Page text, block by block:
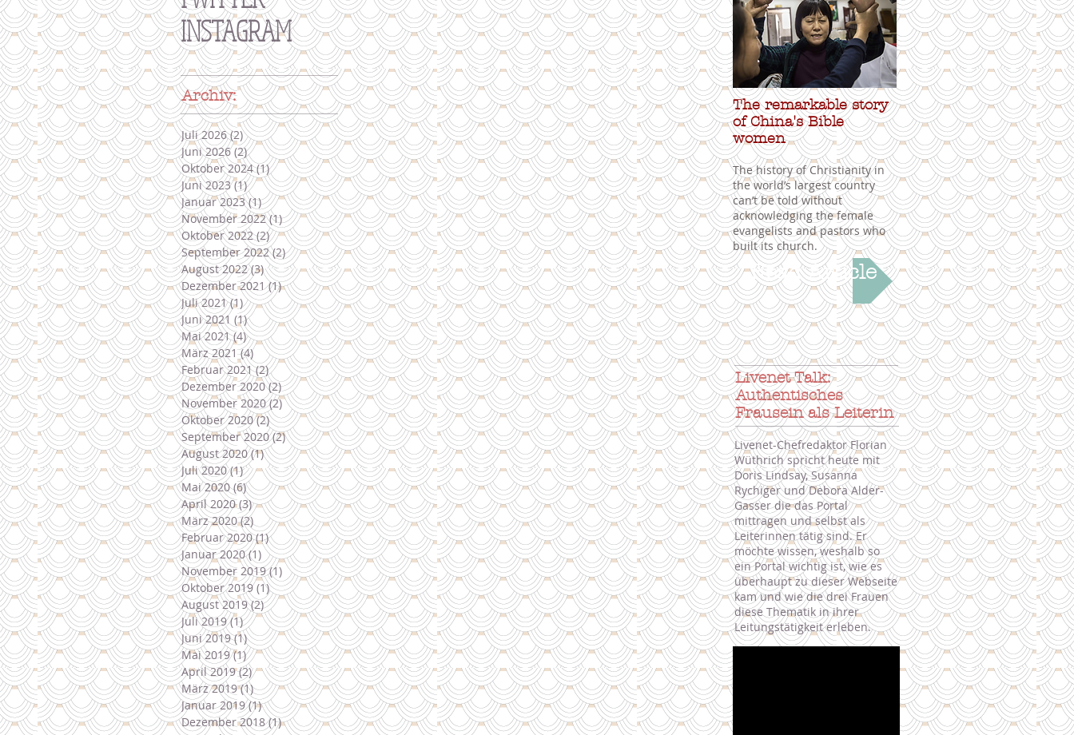
INSTAGRAM
Archiv:
Juli 2026 (2)2 Beiträge
Juni 2026 (2)2 Beiträge
Oktober 2024 (1)1 Beitrag
Juni 2023 (1)1 Beitrag
Januar 2023 (1)1 Beitrag
November 2022 (1)1 Beitrag
Oktober 2022 (2)2 Beiträge
September 2022 (2)2 Beiträge
August 2022 (3)3 Beiträge
Dezember 2021 (1)1 Beitrag
Juli 2021 (1)1 Beitrag
Juni 2021 (1)1 Beitrag
Mai 2021 (4)4 Beiträge
März 2021 (4)4 Beiträge
Februar 2021 (2)2 Beiträge
Dezember 2020 (2)2 Beiträge
November 2020 (2)2 Beiträge
Oktober 2020 (2)2 Beiträge
September 2020 (2)2 Beiträge
August 2020 (1)1 Beitrag
Juli 2020 (1)1 Beitrag
Mai 2020 (6)6 Beiträge
April 2020 (3)3 Beiträge
März 2020 (2)2 Beiträge
Februar 2020 (1)1 Beitrag
Januar 2020 (1) 1 Beitrag
November 2019 (1) 1 Beitrag
Oktober 2019 (1)1 Beitrag
August 2019 (2)2 Beiträge
Juli 2019 (1)1 Beitrag
Juni 2019 (1)1 Beitrag
Mai 2019 (1)1 Beitrag
April 2019 (2)2 Beiträge
März 2019 (1)1 Beitrag
Januar 2019 (1)1 Beitrag
Dezember 2018 (1)1 Beitrag
The remarkable story
of China's Bible
women
The history of Christianity in
the world’s largest country
can’t be told without
acknowledging the female
evangelists and pastors who
built its church.
Read Article
Livenet Talk:
Authentisches
Frausein als Leiterin
Livenet-Chefredaktor Florian
Wüthrich spricht heute mit
Doris Lindsay, Susanna
Rychiger und Debora Alder-
Gasser die das Portal
mittragen und selbst als
Leiterinnen tätig sind. Er
möchte wissen, weshalb so
ein Portal wichtig ist, wie es
überhaupt zu dieser Webseite
kam und wie die drei Frauen
diese Thematik in ihrer
Leitungstätigkeit erleben.